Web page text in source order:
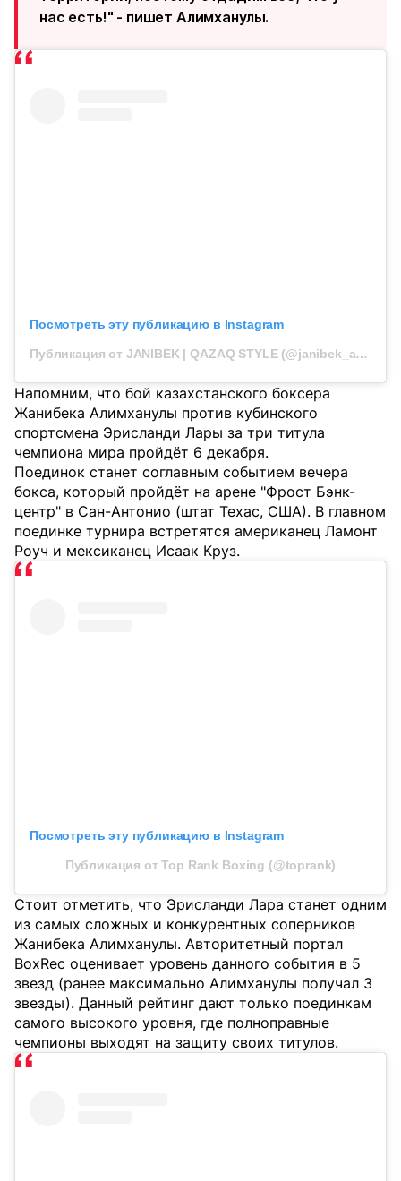
нас есть!" - пишет Алимханулы.
Посмотреть эту публикацию в Instagram
Публикация от JANIBEK | QAZAQ STYLE (@janibek_alimkhanuly)
Напомним, что бой казахстанского боксера
Жанибека Алимханулы против кубинского
спортсмена Эрисланди Лары за три титула
чемпиона мира пройдёт 6 декабря.
Поединок станет соглавным событием вечера
бокса, который пройдёт на арене "Фрост Бэнк-
центр" в Сан-Антонио (штат Техас, США). В главном
поединке турнира встретятся американец Ламонт
Роуч и мексиканец Исаак Круз.
Посмотреть эту публикацию в Instagram
Публикация от Top Rank Boxing (@toprank)
Стоит отметить, что Эрисланди Лара станет одним
из самых сложных и конкурентных соперников
Жанибека Алимханулы. Авторитетный портал
BoxRec оценивает уровень данного события в 5
звезд (ранее максимально Алимханулы получал 3
звезды). Данный рейтинг дают только поединкам
самого высокого уровня, где полноправные
чемпионы выходят на защиту своих титулов.